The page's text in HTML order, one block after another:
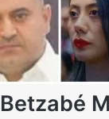
Betzabé